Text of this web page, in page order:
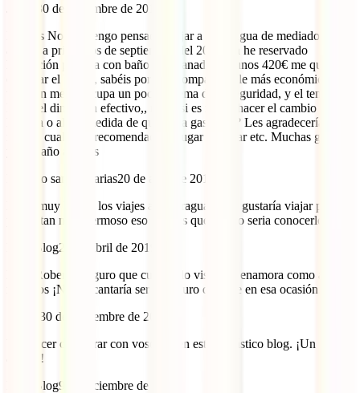
30 de diciembre de 2019
Buenas Noches tengo pensado viajar a Nicaragua de mediados de
agosto a principios de septiembre del 2020, ya he reservado
habitación privada con baño en Granada por unos 420€ me queda
comprar el billete, sabéis por que compañia sale más económica,
también me preocupa un poco el tema de la seguridad, y el tener que
llevar el dinero en efectivo,, no se si es mejor hacer el cambio en
España o allá a medida de que vaya gastando? Les agradecería
mucho cualquier recomendación, lugar q visitar etc. Muchas gracias
y feliz año a todos
Roberto sanchez arias20 de abril de 2019
Estan muy bueno los viajes a Nicaragua si me gustaría viajar para es
país estan muy hermoso eso lugares que bonito seria conocerlo
IATI Blog22 de abril de 2019
Hola Roberto, seguro que cuando lo visites te enamora como a
nosotros ¡Nos encantaría ser tu seguro de viaje en esa ocasión!
30 de noviembre de 2017
Un placer colaborar con vosotros en este fantástico blog. ¡Un
abrazo!
IATI Blog9 de diciembre de 2017